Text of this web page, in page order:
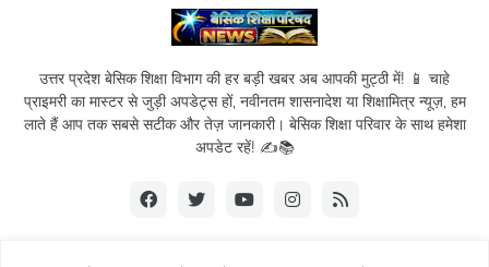
उत्तर प्रदेश बेसिक शिक्षा विभाग की हर बड़ी खबर अब आपकी मुट्ठी में! 📱 चाहे
प्राइमरी का मास्टर से जुड़ी अपडेट्स हों, नवीनतम शासनादेश या शिक्षामित्र न्यूज़, हम
लाते हैं आप तक सबसे सटीक और तेज़ जानकारी। बेसिक शिक्षा परिवार के साथ हमेशा
अपडेट रहें! ✍️📚